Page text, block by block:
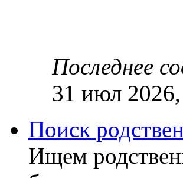
Последнее
31 июл
Поиск
Ищем